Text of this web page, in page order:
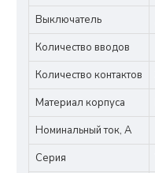
Выключатель
Количество вводов
Количество контактов
Материал корпуса
Номинальный ток, A
Серия